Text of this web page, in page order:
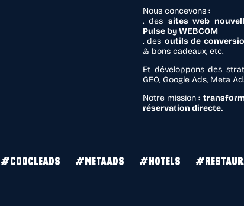
Nous concevons :
. des sites web
Pulse by WEBCOM
. des outils de
& bons cadeaux, etc.
Et développons des
GEO, Google Ads, Meta
Notre mission :
réservation directe.
#GOOGLEADS #METAADS #HOTELS